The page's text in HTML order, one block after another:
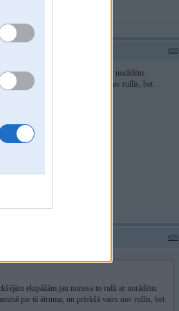
#28
ekipāžām jau nonesa to rulli ar norādēm.
pie tā ātruma, un priekšā vairs nav rullis, bet
#29
ekipāžām jau nonesa to rulli ar norādēm.
pie tā ātruma, un priekšā vairs nav rullis, bet